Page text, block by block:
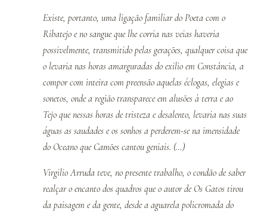
Existe, portanto, uma ligação familiar do Poeta com o
Ribatejo e no sangue que lhe corria nas veias haveria
possivelmente, transmitido pelas gerações, qualquer coisa que
o levaria nas horas amarguradas do exilio em Constância, a
compor com inteira com preensão aquelas éclogas, elegias e
sonetos, onde a região transparece em alusões à terra e ao
Tejo que nessas horas de tristeza e desalento, levaria nas suas
águas as saudades e os sonhos a perderem-se na imensidade
do Oceano que Camões cantou geniais. (…)
Virgilio Arruda teve, no presente trabalho, o condão de saber
realçar o encanto dos quadros que o autor de Os Gatos tirou
da paisagem e da gente, desde a aguarela policromada do